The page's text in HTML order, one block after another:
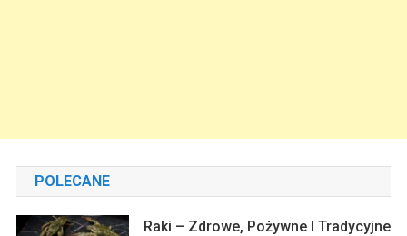
POLECANE
Raki – Zdrowe, Pożywne I Tradycyjne